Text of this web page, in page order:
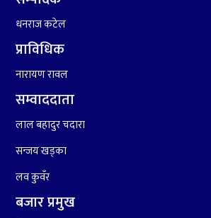
धनराज कटेल
प्राविधिक
नारायण रावल
सम्वाददाता
लाल बहादुर चदारा
सन्जय खड्का
लव कुवँर
बजार प्रमुख